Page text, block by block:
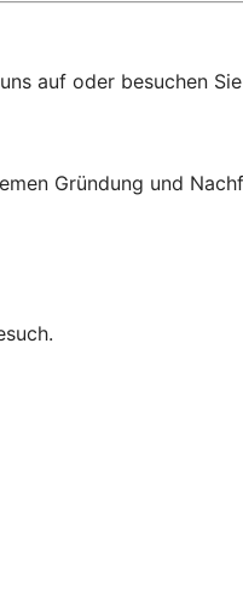
auf oder besuchen
Gründung und